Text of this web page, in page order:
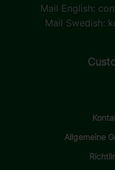
Mail English:
Mail Swedish:
Allgemeine